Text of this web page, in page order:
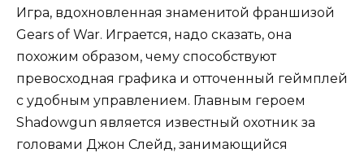
Игра, вдохновленная знаменитой франшизой
Gears of War. Играется, надо сказать, она
похожим образом, чему способствуют
превосходная графика и отточенный геймплей
с удобным управлением. Главным героем
Shadowgun является известный охотник за
головами Джон Слейд, занимающийся